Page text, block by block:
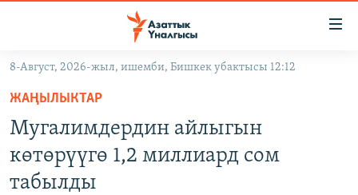
Навигацияга
өтүңүз
Издөөгө
салыңызКЫРГЫЗСТАН
САЯСАТ
ДҮЙНӨ
ДҮЙНӨ
УКРАИНА
8-Август, 2026-жыл, ишемби, Бишкек убактысы 12:12
ЖАҢЫЛЫКТАР
Мугалимдердин айлыгын
көтөрүүгө 1,2 миллиард сом
табылды